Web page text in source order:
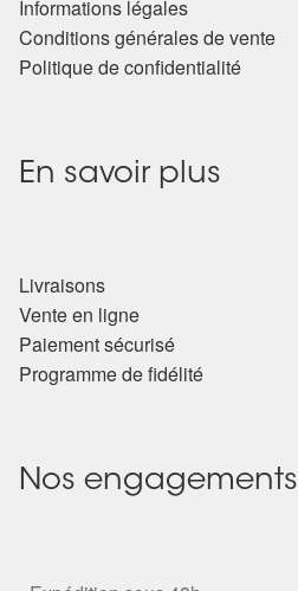
Informations légales
Conditions générales de vente
Politique de confidentialité
En savoir plus
Livraisons
Vente en ligne
Paiement sécurisé
Programme de fidélité
Nos engagements